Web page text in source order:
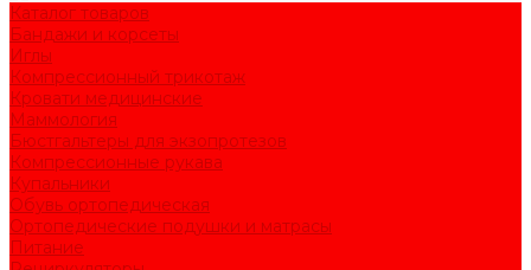
Каталог товаров
Бандажи и корсеты
Иглы
Компрессионный трикотаж
Кровати медицинские
Маммология
Бюстгальтеры для экзопротезов
Компрессионные рукава
Купальники
Обувь ортопедическая
Ортопедические подушки и матрасы
Питание